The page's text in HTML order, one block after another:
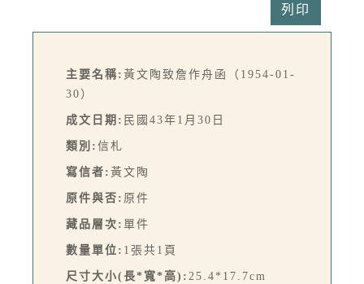
列印
主要名稱: 黃文陶致詹作舟函（1954-01-
30）
成文日期: 民國43年1月30日
類別: 信札
寫信者: 黃文陶
原件與否: 原件
藏品層次: 單件
數量單位: 1張共1頁
尺寸大小(長*寬*高): 25.4*17.7cm